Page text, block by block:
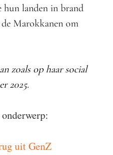
hun landen in brand
Marokkanen om
zoals op haar social
2025.
uit GenZ